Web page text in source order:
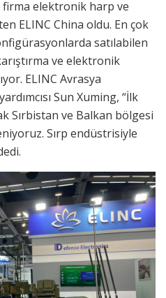
firma elektronik harp ve
ELINC China oldu. En çok
satılabilen
ve elektronik
ELINC Avrasya
Sun Xuming, “İlk
Sırbistan ve Balkan bölgesi
Sırp endüstrisiyle